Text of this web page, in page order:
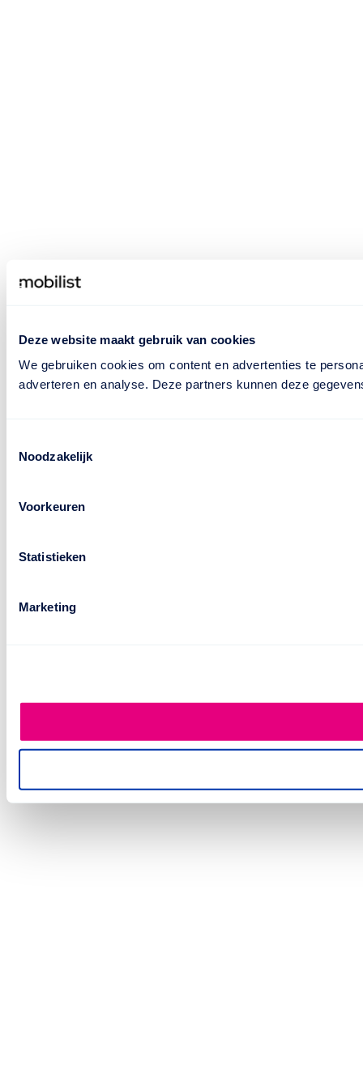
Deze website maakt gebruik van cookies
We gebruiken cookies om content en advertenties te
adverteren en analyse. Deze partners kunnen deze
Noodzakelijk
Voorkeuren
Statistieken
Marketing